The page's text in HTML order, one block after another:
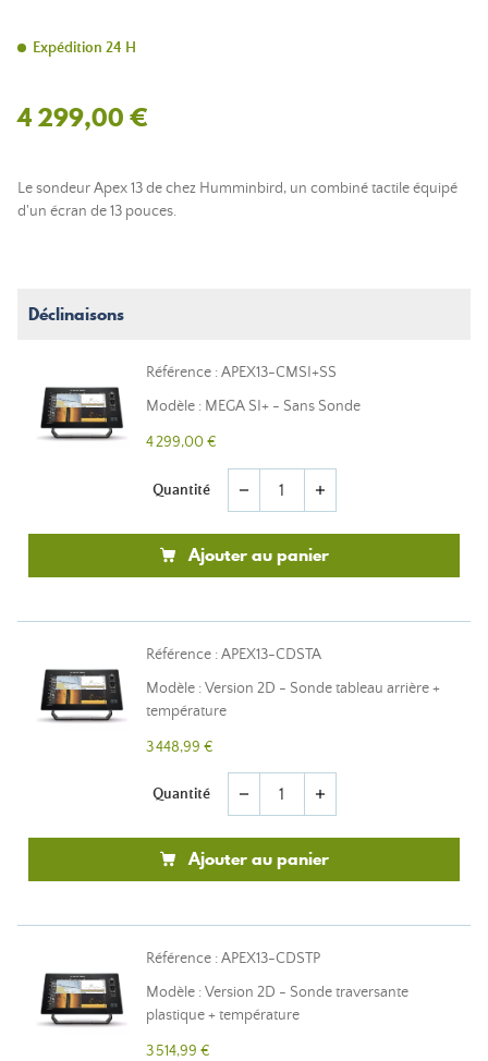
Expédition 24 H
4 299,00 €
Le sondeur Apex 13 de chez Humminbird, un combiné tactile équipé
d'un écran de 13 pouces.
Déclinaisons
Référence : APEX13-CMSI+SS
Modèle : MEGA SI+ - Sans Sonde
4 299,00 €
Quantité remove add
Ajouter au panier
Référence : APEX13-CDSTA
Modèle : Version 2D - Sonde tableau arrière +
température
3 448,99 €
Quantité remove add
Ajouter au panier
Référence : APEX13-CDSTP
Modèle : Version 2D - Sonde traversante
plastique + température
3 514,99 €